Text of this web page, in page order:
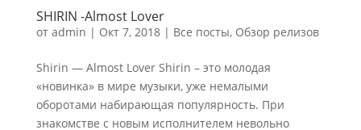
SHIRIN -Almost Lover
от admin | Окт 7, 2018| Все посты, Обзор релизов
Shirin — Almost Lover Shirin – это молодая
«новинка» в мире музыки, уже немалыми
оборотами набирающая популярность. При
знакомстве с новым исполнителем невольно